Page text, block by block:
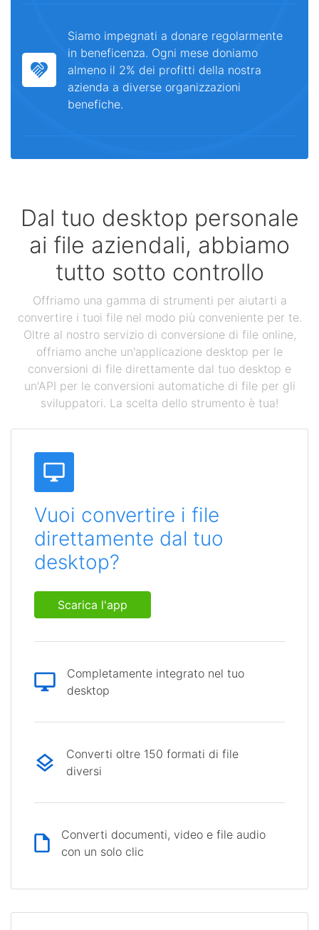
Siamo impegnati a donare regolarmente
in beneficenza. Ogni mese doniamo
almeno il 2% dei profitti della nostra
azienda a diverse organizzazioni
benefiche.
Dal tuo desktop personale
ai file aziendali, abbiamo
tutto sotto controllo
Offriamo una gamma di strumenti per aiutarti a
convertire i tuoi file nel modo più conveniente per te.
Oltre al nostro servizio di conversione di file online,
offriamo anche un'applicazione desktop per le
conversioni di file direttamente dal tuo desktop e
un'API per le conversioni automatiche di file per gli
sviluppatori. La scelta dello strumento è tua!
Vuoi convertire i file
direttamente dal tuo
desktop?
Scarica l'app
Completamente integrato nel tuo
desktop
Converti oltre 150 formati di file
diversi
Converti documenti, video e file audio
con un solo clic